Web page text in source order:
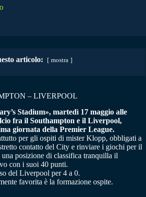
articolo: mostra
– LIVERPOOL
Stadium», martedì 17 maggio alle
fra il Southampton e il Liverpool,
giornata della Premier League.
per gli ospiti di mister Klopp, obbligati a
contatto del City e rinviare i giochi per il
posizione di classifica tranquilla il
con i suoi 40 punti.
del Liverpool per 4 a 0.
favorita è la formazione ospite.